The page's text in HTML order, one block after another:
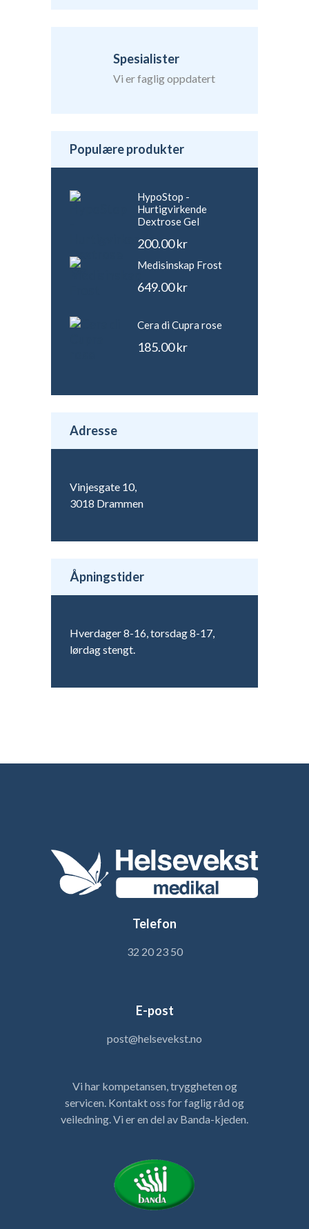
Spesialister
Vi er faglig oppdatert
Populære produkter
HypoStop -
Hurtigvirkende
Dextrose Gel
200.00kr
Medisinskap Frost
649.00kr
Cera di Cupra rose
185.00kr
Adresse
Vinjesgate 10,
3018 Drammen
Åpningstider
Hverdager 8-16, torsdag 8-17,
lørdag stengt.
Telefon
32 20 23 50
E-post
post@helsevekst.no
Vi har kompetansen, tryggheten og
servicen. Kontakt oss for faglig råd og
veiledning. Vi er en del av Banda-kjeden.